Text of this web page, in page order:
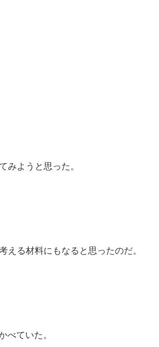
みようと思った。
える材料にもなると思ったのだ。
べていた。